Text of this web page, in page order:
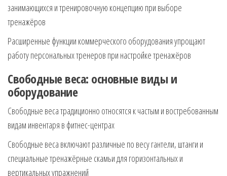
занимающихся и тренировочную концепцию при выборе
тренажёров
Расширенные функции коммерческого оборудования упрощают
работу персональных тренеров при настройке тренажёров
Свободные веса: основные виды и
оборудование
Свободные веса традиционно относятся к частым и востребованным
видам инвентаря в фитнес-центрах
Свободные веса включают различные по весу гантели, штанги и
специальные тренажёрные скамьи для горизонтальных и
вертикальных упражнений